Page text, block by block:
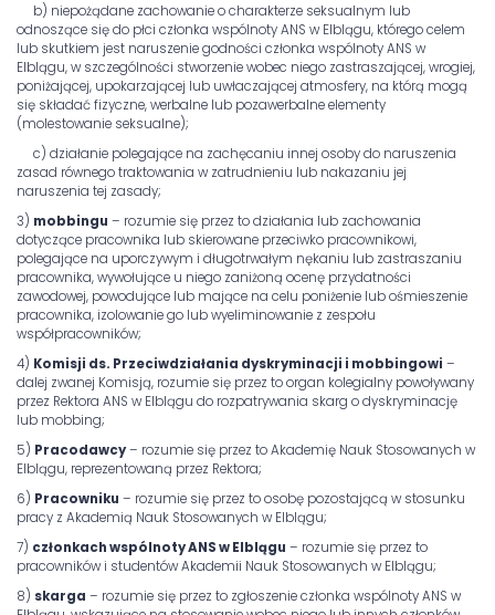
b) niepożądane zachowanie o charakterze seksualnym lub
odnoszące się do płci członka wspólnoty ANS w Elblągu, którego celem
lub skutkiem jest naruszenie godności członka wspólnoty ANS w
Elblągu, w szczególności stworzenie wobec niego zastraszającej, wrogiej,
poniżającej, upokarzającej lub uwłaczającej atmosfery, na którą mogą
się składać fizyczne, werbalne lub pozawerbalne elementy
(molestowanie seksualne);
c) działanie polegające na zachęcaniu innej osoby do naruszenia
zasad równego traktowania w zatrudnieniu lub nakazaniu jej
naruszenia tej zasady;
3) mobbingu – rozumie się przez to działania lub zachowania
dotyczące pracownika lub skierowane przeciwko pracownikowi,
polegające na uporczywym i długotrwałym nękaniu lub zastraszaniu
pracownika, wywołujące u niego zaniżoną ocenę przydatności
zawodowej, powodujące lub mające na celu poniżenie lub ośmieszenie
pracownika, izolowanie go lub wyeliminowanie z zespołu
współpracowników;
4) Komisji ds. Przeciwdziałania dyskryminacji i mobbingowi –
dalej zwanej Komisją, rozumie się przez to organ kolegialny powoływany
przez Rektora ANS w Elblągu do rozpatrywania skarg o dyskryminację
lub mobbing;
5) Pracodawcy– rozumie się przez to Akademię Nauk Stosowanych w
Elblągu, reprezentowaną przez Rektora;
6) Pracowniku – rozumie się przez to osobę pozostającą w stosunku
pracy z Akademią Nauk Stosowanych w Elblągu;
7) członkach wspólnoty ANS w Elblągu – rozumie się przez to
pracowników i studentów Akademii Nauk Stosowanych w Elblągu;
8) skarga – rozumie się przez to zgłoszenie członka wspólnoty ANS w